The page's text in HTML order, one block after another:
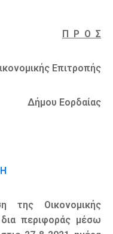
Π Ρ Ο Σ
Επιτροπής
Δήμου Εορδαίας
Οικονομικής
περιφοράς μέσω